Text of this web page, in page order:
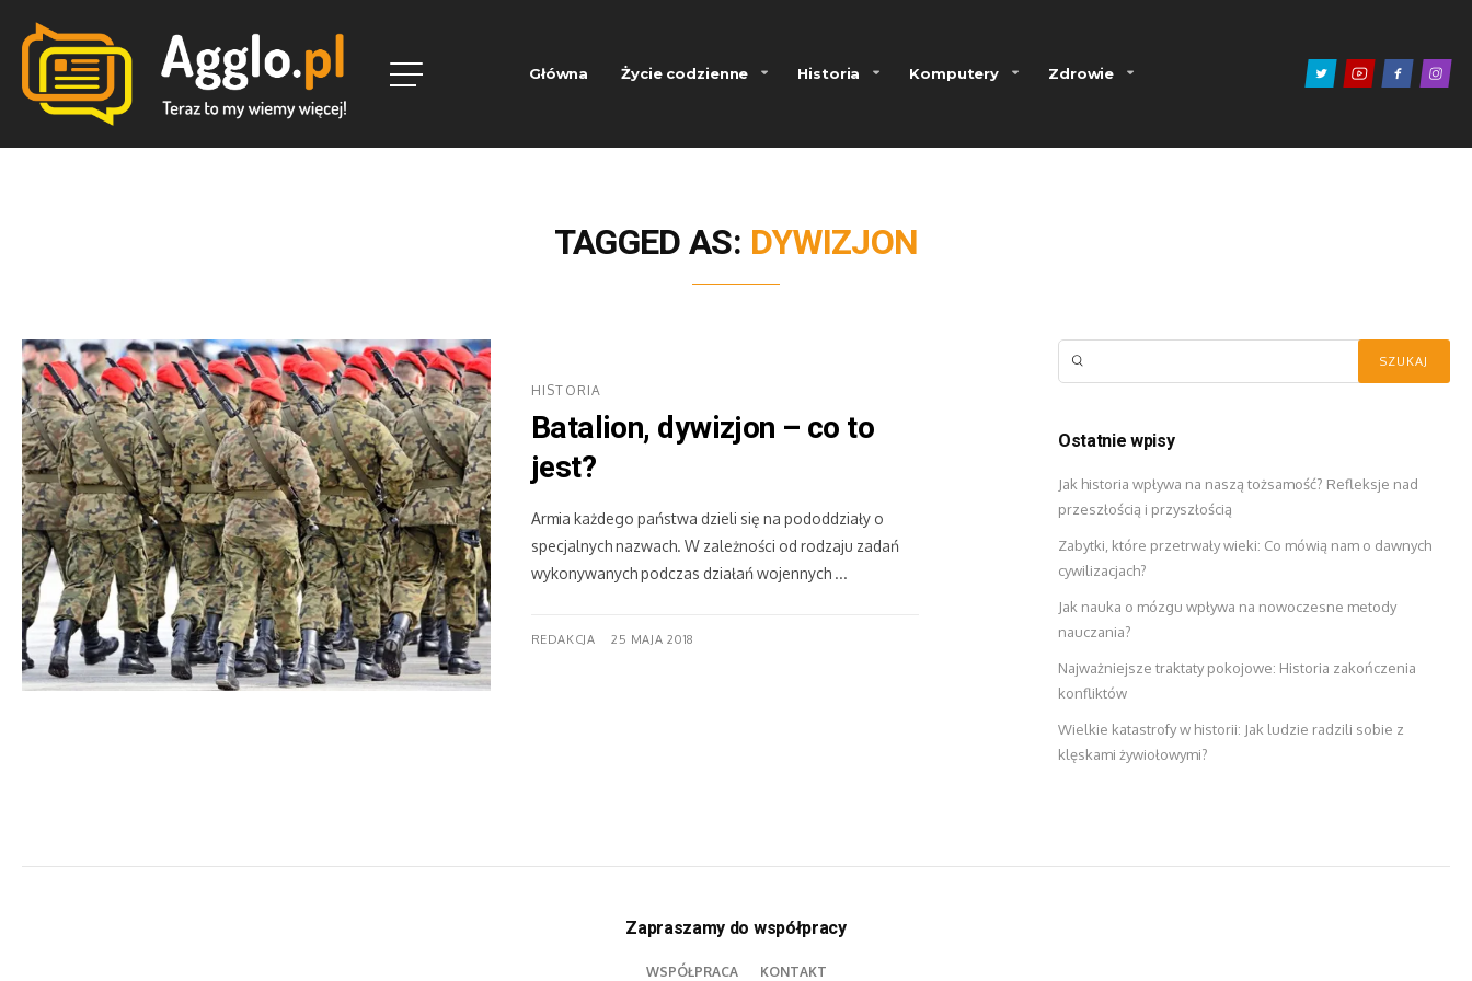
Główna Życie codzienne Historia Komputery Zdrowie
TAGGED AS: DYWIZJON
HISTORIA
Batalion, dywizjon – co to
jest?
Armia każdego państwa dzieli się na pododdziały o
specjalnych nazwach. W zależności od rodzaju zadań
wykonywanych podczas działań wojennych ...
REDAKCJA 25 MAJA 2018
Ostatnie wpisy
Jak historia wpływa na naszą tożsamość? Refleksje nad
przeszłością i przyszłością
Zabytki, które przetrwały wieki: Co mówią nam o dawnych
cywilizacjach?
Jak nauka o mózgu wpływa na nowoczesne metody
nauczania?
Najważniejsze traktaty pokojowe: Historia zakończenia
konfliktów
Wielkie katastrofy w historii: Jak ludzie radzili sobie z
klęskami żywiołowymi?
Zapraszamy do współpracy
WSPÓŁPRACA KONTAKT